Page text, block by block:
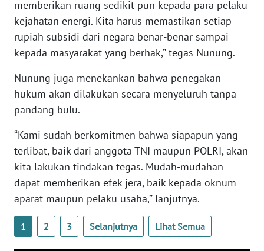
memberikan ruang sedikit pun kepada para pelaku
kejahatan energi. Kita harus memastikan setiap
rupiah subsidi dari negara benar-benar sampai
kepada masyarakat yang berhak,” tegas Nunung.
Nunung juga menekankan bahwa penegakan
hukum akan dilakukan secara menyeluruh tanpa
pandang bulu.
“Kami sudah berkomitmen bahwa siapapun yang
terlibat, baik dari anggota TNI maupun POLRI, akan
kita lakukan tindakan tegas. Mudah-mudahan
dapat memberikan efek jera, baik kepada oknum
aparat maupun pelaku usaha,” lanjutnya.
1 2 3 Selanjutnya Lihat Semua
BABEL
WN
WN
SUMSEL
BENGKULU
WN
LAMPUNG